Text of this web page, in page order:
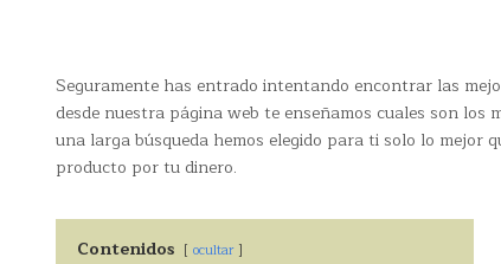
Seguramente has entrado intentando encontrar las
desde nuestra página web te enseñamos cuales son
una larga búsqueda hemos elegido para ti solo lo mejor
producto por tu dinero.
Contenidos ocultar